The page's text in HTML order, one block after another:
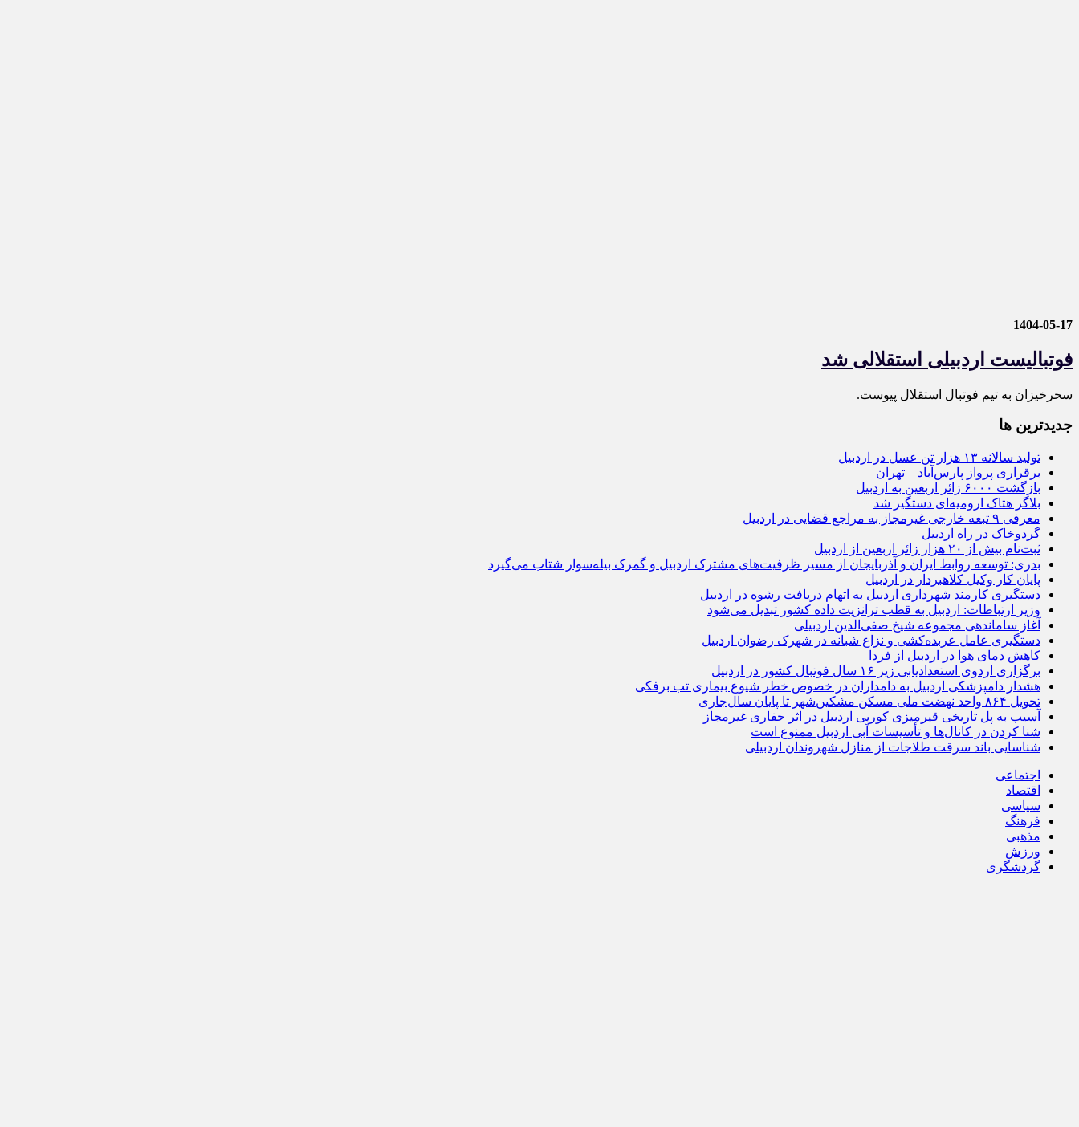
1404-05-17
فوتبالیست اردبیلی استقلالی شد
سحرخیزان به تیم فوتبال استقلال پیوست.
جديدترين ها
تولید سالانه ۱۳ هزار تن عسل در اردبیل
برقراری پرواز پارس‌آباد – تهران
بازگشت ۶۰۰۰ زائر اربعین به اردبیل
بلاگر هتاک ارومیه‌ای دستگیر شد
معرفی ۹ تبعه خارجی غیرمجاز به مراجع قضایی در اردبیل
گردوخاک در راه اردبیل
ثبت‌نام بیش از ۲۰ هزار زائر اربعین از اردبیل
بدری: توسعه روابط ایران و آذربایجان از مسیر ظرفیت‌های مشترک اردبیل و گمرک بیله‌سوار شتاب می‌گیرد
پایان کار وکیل کلاهبردار در اردبیل
دستگیری کارمند شهرداری اردبیل به اتهام دریافت رشوه در اردبیل
وزیر ارتباطات: اردبیل به قطب ترانزیت داده کشور تبدیل می‌شود
آغاز ساماندهی مجموعه شیخ صفی‌الدین اردبیلی
دستگیری عامل عربده‌کشی و نزاع شبانه در شهرک رضوان اردبیل
کاهش دمای هوا در اردبیل از فردا
برگزاری اردوی استعدادیابی زیر ۱۶ سال فوتبال کشور در اردبیل
هشدار دامپزشکی اردبیل به دامداران در خصوص خطر شیوع بیماری تب برفکی
تحویل ۸۶۴ واحد نهضت ملی مسکن مشکین‌شهر تا پایان سال‌جاری
آسیب به پل تاریخی قیرمیزی کورپی اردبیل در اثر حفاری غیرمجاز
شنا کردن در کانال‌ها و تأسیسات آبی اردبیل ممنوع است
شناسایی باند سرقت طلاجات از منازل شهروندان اردبیلی
اجتماعی
اقتصاد
سیاسی
فرهنگ
مذهبی
ورزش
گردشگری